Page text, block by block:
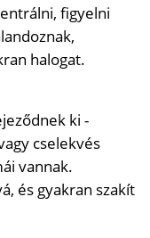
figyelni
halogat.
ki -
cselekvés
vannak.
és gyakran szakít